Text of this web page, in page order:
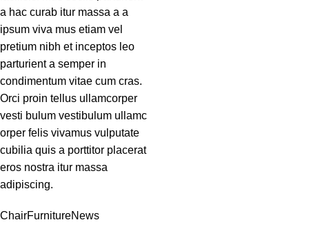
a hac curab itur massa a a
ipsum viva mus etiam vel
pretium nibh et inceptos leo
parturient a semper in
condimentum vitae cum cras.
Orci proin tellus ullamcorper
vesti bulum vestibulum ullamc
orper felis vivamus vulputate
cubilia quis a porttitor placerat
eros nostra itur massa
adipiscing.
ChairFurnitureNews